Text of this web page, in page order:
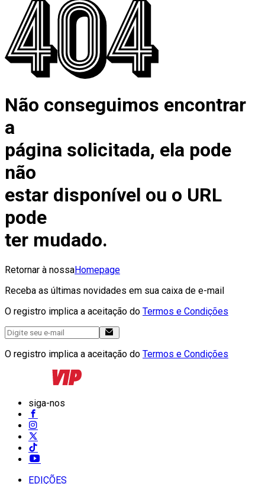
Não conseguimos encontrar
a
página solicitada, ela pode
não
estar disponível ou o URL
pode
ter mudado.
Retornar à nossaHomepage
Receba as últimas novidades em sua caixa de e-mail
O registro implica a aceitação do Termos e Condições
O registro implica a aceitação do Termos e Condições
siga-nos
EDIÇÕES